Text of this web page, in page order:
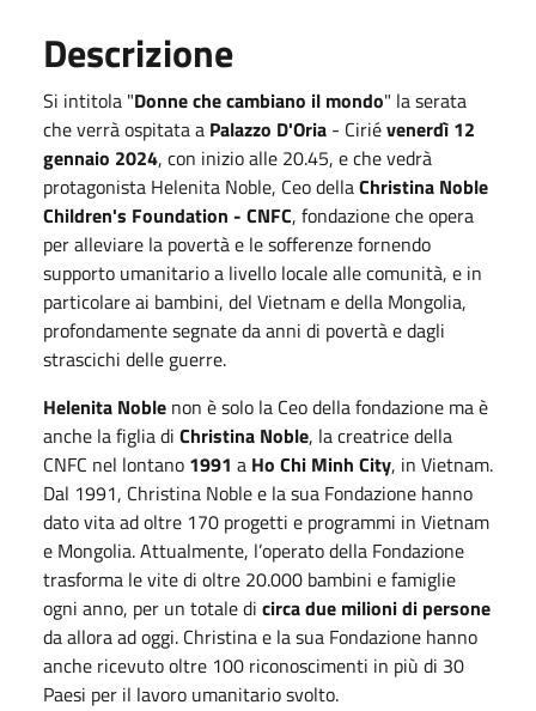
Descrizione
Si intitola "Donne che cambiano il mondo" la serata
che verrà ospitata a Palazzo D'Oria - Ciriévenerdì 12
gennaio 2024, con inizio alle 20.45, e che vedrà
protagonista Helenita Noble, Ceo dellaChristina Noble
Children's Foundation - CNFC, fondazione che opera
per alleviare la povertà e le sofferenze fornendo
supporto umanitario a livello locale alle comunità, e in
particolare ai bambini, del Vietnam e della Mongolia,
profondamente segnate da anni di povertà e dagli
strascichi delle guerre.
Helenita Noble non è solo la Ceo della fondazione ma è
anche la figlia di Christina Noble, la creatrice della
CNFC nel lontano 1991 a Ho Chi Minh City, in Vietnam.
Dal 1991, Christina Noble e la sua Fondazione hanno
dato vita ad oltre 170 progetti e programmi in Vietnam
e Mongolia. Attualmente, l’operato della Fondazione
trasforma le vite di oltre 20.000 bambini e famiglie
ogni anno, per un totale di circa due milioni di persone
da allora ad oggi. Christina e la sua Fondazione hanno
anche ricevuto oltre 100 riconoscimenti in più di 30
Paesi per il lavoro umanitario svolto.